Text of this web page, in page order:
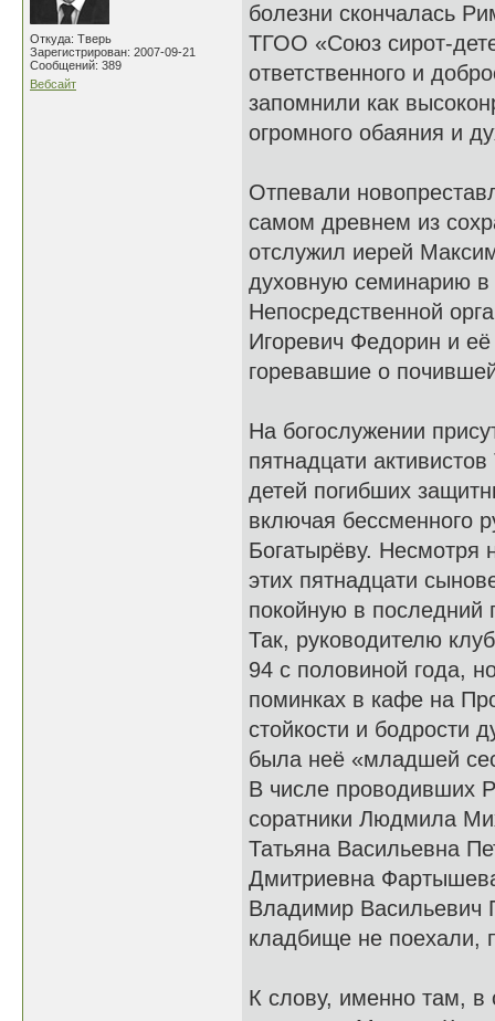
Откуда: Тверь
Зарегистрирован: 2007-09-21
Сообщений: 389
Вебсайт
болезни скончалась
ТГОО «Союз сирот-
ответственного и
запомнили как
огромного обаяния и
Отпевали
самом древнем из
отслужил иерей
духовную семинарию в
Непосредственной
Игоревич Федорин и
горевавшие о
На богослужении
пятнадцати
детей погибших
включая бессменного
Богатырёву. Несмотря
этих пятнадцати
покойную в последний
Так, руководителю
94 с половиной года,
поминках в кафе на
стойкости и бодрости
была неё «младшей
В числе проводивших
соратники Людмила
Татьяна Васильевна
Дмитриевна
Владимир
кладбище не поехали,
К слову, именно там, в